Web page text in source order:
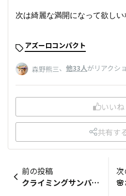
次は綺麗な満開になって欲しい
アズーロコンパクト
森野熊三、 他33人がリアクシ
いいね
共有す
前の投稿
クライミングサンパラソル咲いてきました